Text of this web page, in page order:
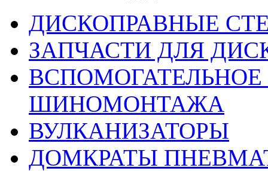
ДИСКОПРАВНЫЕ
ЗАПЧАСТИ ДЛЯ
ШИНОМОНТАЖА
ВУЛКАНИЗАТОРЫ
ДОМКРАТЫ